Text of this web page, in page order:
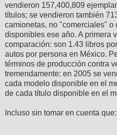
vendieron 157,400,809
títulos; se vendieron también
camionetas, no "comerciales" o
disponibles ese año. A primera
comparación: son 1.43 libros
autos por persona en México.
términos de producción contra
tremendamente: en 2005 se
cada modelo disponible en el
de cada título disponible en el
Incluso sin tomar en cuenta que: